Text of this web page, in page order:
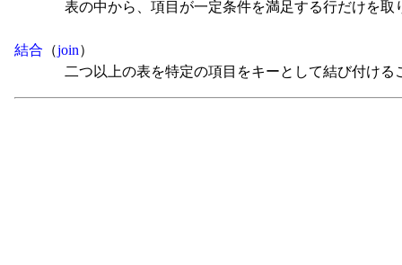
表の中から、項目が一定条件を満足する行だけを取
結合 （join）
二つ以上の表を特定の項目をキーとして結び付ける